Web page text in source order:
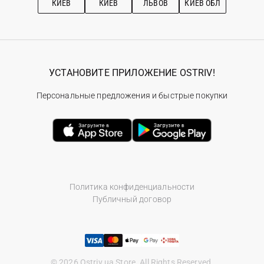
КИЕВ КИЕВ ЛЬВОВ КИЕВ ОБЛ
Политика конфиденциальности
Публичный договор
УСТАНОВИТЕ ПРИЛОЖЕНИЕ OSTRIV!
Персональные предложения и быстрые покупки